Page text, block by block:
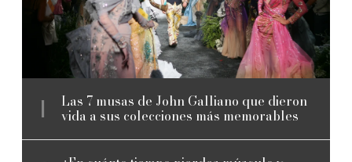
Las 7 musas de John Galliano que dieron
vida a sus colecciones más memorables